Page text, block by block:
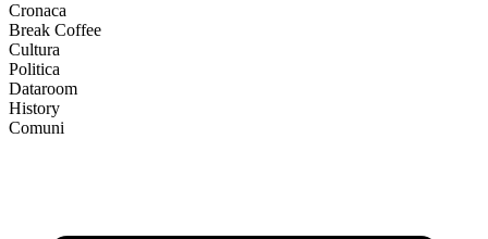
Cronaca
Break Coffee
Cultura
Politica
Dataroom
History
Comuni